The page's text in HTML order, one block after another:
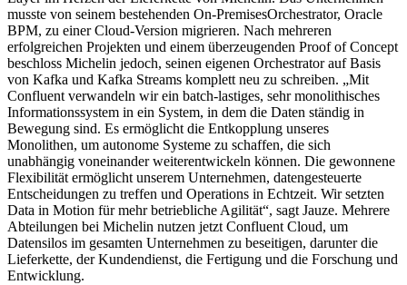
musste von seinem bestehenden On-PremisesOrchestrator, Oracle
BPM, zu einer Cloud-Version migrieren. Nach mehreren
erfolgreichen Projekten und einem überzeugenden Proof of Concept
beschloss Michelin jedoch, seinen eigenen Orchestrator auf Basis
von Kafka und Kafka Streams komplett neu zu schreiben. „Mit
Confluent verwandeln wir ein batch-lastiges, sehr monolithisches
Informationssystem in ein System, in dem die Daten ständig in
Bewegung sind. Es ermöglicht die Entkopplung unseres
Monolithen, um autonome Systeme zu schaffen, die sich
unabhängig voneinander weiterentwickeln können. Die gewonnene
Flexibilität ermöglicht unserem Unternehmen, datengesteuerte
Entscheidungen zu treffen und Operations in Echtzeit. Wir setzten
Data in Motion für mehr betriebliche Agilität“, sagt Jauze. Mehrere
Abteilungen bei Michelin nutzen jetzt Confluent Cloud, um
Datensilos im gesamten Unternehmen zu beseitigen, darunter die
Lieferkette, der Kundendienst, die Fertigung und die Forschung und
Entwicklung.